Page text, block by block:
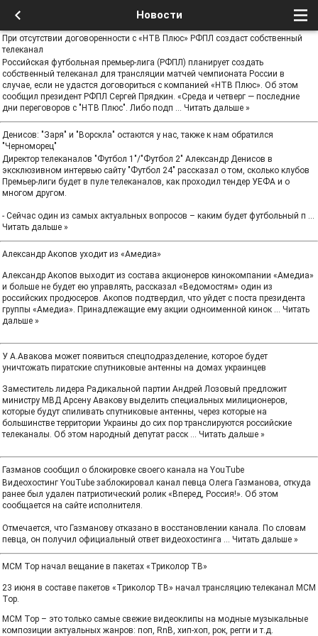
Новости
При отсутствии договоренности с «НТВ Плюс» РФПЛ создаст собственный
телеканал
Российская футбольная премьер-лига (РФПЛ) планирует создать
собственный телеканал для трансляции матчей чемпионата России в
случае, если не удастся договориться с компанией «НТВ Плюс». Об этом
сообщил президент РФПЛ Сергей Прядкин. «Среда и четверг — последние
дни переговоров с "НТВ Плюс". Либо подп ... Читать дальше »
Денисов: "Заря" и "Ворскла" остаются у нас, также к нам обратился
"Черноморец"
Директор телеканалов "Футбол 1"/"Футбол 2" Александр Денисов в
эксклюзивном интервью сайту "Футбол 24" рассказал о том, сколько клубов
Премьер-лиги будет в пуле телеканалов, как проходил тендер УЕФА и о
многом другом.
- Сейчас один из самых актуальных вопросов – каким будет футбольный п ...
Читать дальше »
Александр Акопов уходит из «Амедиа»
Александр Акопов выходит из состава акционеров кинокомпании «Амедиа»
и больше не будет ею управлять, рассказал «Ведомостям» один из
российских продюсеров. Акопов подтвердил, что уйдет с поста президента
группы «Амедиа». Принадлежащие ему акции одноименной кинок ... Читать
дальше »
У А.Авакова может появиться спецподразделение, которое будет
уничтожать пиратские спутниковые антенны на домах украинцев
Заместитель лидера Радикальной партии Андрей Лозовый предложит
министру МВД Арсену Авакову выделить специальных милиционеров,
которые будут спиливать спутниковые антенны, через которые на
большинстве территории Украины до сих пор транслируются российские
телеканалы. Об этом народный депутат расск ... Читать дальше »
Газманов сообщил о блокировке своего канала на YouTube
Видеохостинг YouTube заблокировал канал певца Олега Газманова, откуда
ранее был удален патриотический ролик «Вперед, Россия!». Об этом
сообщается на сайте исполнителя.
Отмечается, что Газманову отказано в восстановлении канала. По словам
певца, он получил официальный ответ видеохостинга ... Читать дальше »
MCM Top начал вещание в пакетах «Триколор ТВ»
23 июня в составе пакетов «Триколор ТВ» начал трансляцию телеканал MCM
Top.
MCM Top – это только самые свежие видеоклипы на модные музыкальные
композиции актуальных жанров: поп, RnB, хип-хоп, рок, регги и т.д.